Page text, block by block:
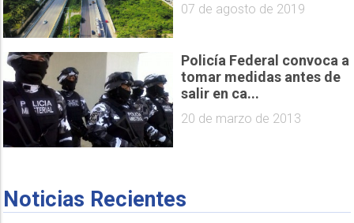
07 de agosto de 2019
Policía Federal convoca a
tomar medidas antes de
salir en ca...
20 de marzo de 2013
Noticias Recientes